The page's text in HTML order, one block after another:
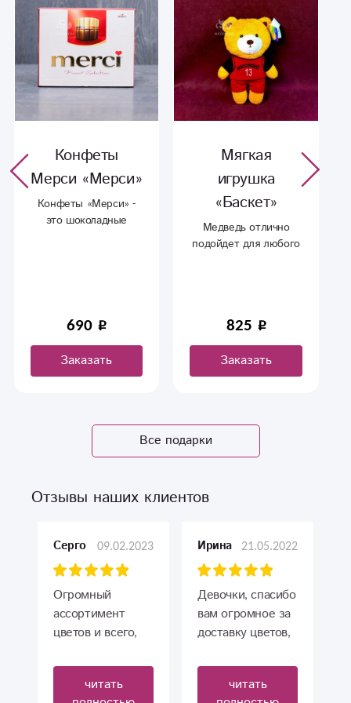
Мягкая
игрушка
«Баскет»
Медведь отлично
825
Заказать
Мягкая
игрушка
«Пиня»
Самый стильный
пингвин, есть и
1 750
Заказать
Все подарки
Отзывы наших клиентов
Серго 09.02.2023
Огромный
ассортимент
цветов и всего,
порадовать.
Отличная
читать
Ирина 21.05.2022
Девочки, спасибо
вам огромное за
доставку цветов,
безупречно!
Сегоднячитать